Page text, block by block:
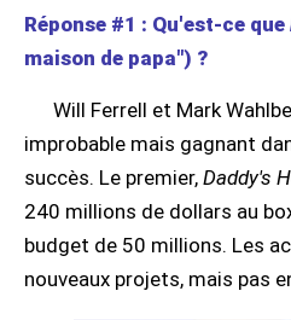
Réponse #1 : Qu'est-ce que
maison de papa") ?
Will Ferrell et Mark
improbable mais gagnant
succès. Le premier, Daddy's
240 millions de dollars au
budget de 50 millions. Les
nouveaux projets, mais pas